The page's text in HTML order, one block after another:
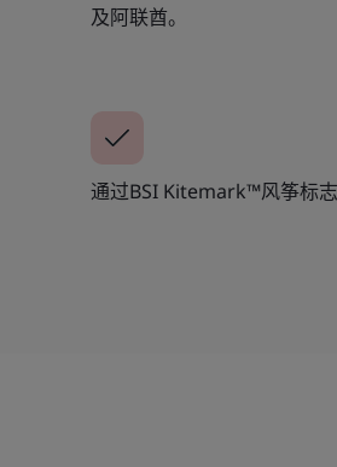
及阿联酋。
通过BSI Kitemark™风筝标